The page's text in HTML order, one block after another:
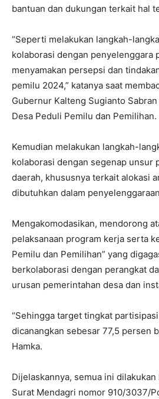
bantuan dan dukungan terkait hal
“Seperti melakukan langkah-
kolaborasi dengan penyelenggara
menyamakan persepsi dan
pemilu 2024,” katanya saat
Gubernur Kalteng Sugianto
Desa Peduli Pemilu dan Pemilihan.
Kemudian melakukan langkah-
kolaborasi dengan segenap unsur
daerah, khususnya terkait alokasi
dibutuhkan dalam
Mengakomodasikan, mendorong
pelaksanaan program kerja serta
Pemilu dan Pemilihan” yang
berkolaborasi dengan perangkat
urusan pemerintahan desa dan
“Sehingga target tingkat
dicanangkan sebesar 77,5 persen
Hamka.
Dijelaskannya, semua ini
Surat Mendagri nomor 910/3037/